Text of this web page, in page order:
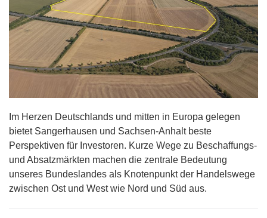
Im Herzen Deutschlands und mitten in Europa gelegen
bietet Sangerhausen und Sachsen-Anhalt beste
Perspektiven für Investoren. Kurze Wege zu Beschaffungs-
und Absatzmärkten machen die zentrale Bedeutung
unseres Bundeslandes als Knotenpunkt der Handelswege
zwischen Ost und West wie Nord und Süd aus.